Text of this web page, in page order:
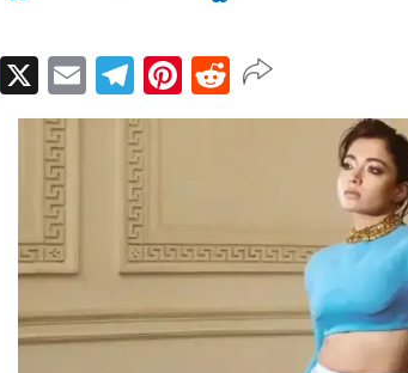
WhatsApp
X EmailTelegram
Pinterest
Reddit